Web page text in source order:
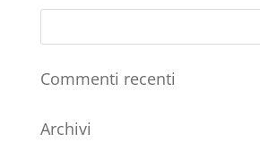
Commenti recenti
Archivi